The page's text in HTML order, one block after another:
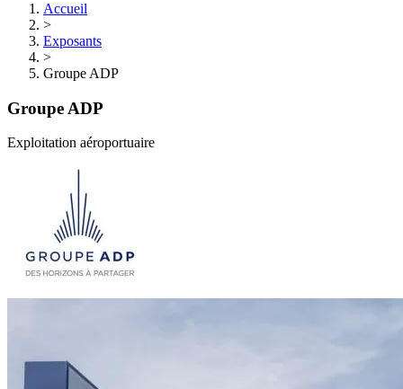
Accueil
>
Exposants
>
Groupe ADP
Groupe ADP
Exploitation aéroportuaire